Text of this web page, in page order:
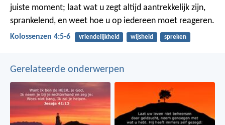
juiste moment; laat wat u zegt altijd aantrekkelijk zijn,
sprankelend, en weet hoe u op iedereen moet reageren.
Kolossenzen 4:5-6 vriendelijkheid wijsheid spreken
Gerelateerde onderwerpen